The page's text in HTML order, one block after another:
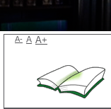
A- A A+